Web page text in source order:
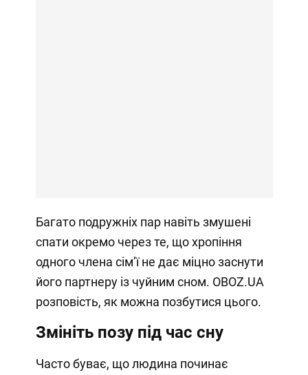
Багато подружніх пар навіть змушені
спати окремо через те, що хропіння
одного члена сімʼї не дає міцно заснути
його партнеру із чуйним сном. OBOZ.UA
розповість, як можна позбутися цього.
Змініть позу під час сну
Часто буває, що людина починає